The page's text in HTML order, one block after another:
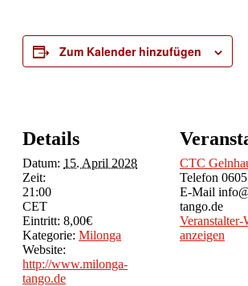
Zum Kalender hinzufügen
Details
Datum: 15. April 2028
Zeit:
21:00
CET
Eintritt: 8,00€
Kategorie: Milonga
Website:
http://www.milonga-
tango.de
CTC
Telefon
E-Mail
tango.de
Veranstalter-
anzeigen